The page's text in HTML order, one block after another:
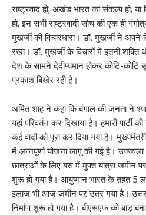
राष्ट्रवाद हो, अखंड भारत का संकल्प हो,
हो, इन सभी राष्ट्रवादी सोच की एक ही
मुखर्जी की विचारधारा। डॉ. मुखर्जी ने अपने
रखा। डॉ. मुखर्जी के विचारों में इतनी शक्ति
देश के सामने देदीप्यमान होकर कोटि-कोटि
प्रकाश बिखेर रही है।
अमित शाह ने कहा कि बंगाल की जनता ने
यहां परिवर्तन कर दिखाया है। हमारी
कई वादों को पूरा कर दिया गया है।
में अन्नपूर्णा योजना लागू की गई है।
छात्राओं के लिए बस में मुफ्त यात्रा जमीन
शुरू हो गया है। आयुष्मान भारत के तहत 5
इलाज भी आज जमीन पर उतर गया है।
निर्माण शुरू हो गया है। बीएसएफ को बाड़